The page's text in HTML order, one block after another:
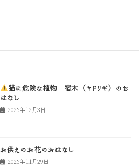
猫に危険な植物 宿木（ヤドリギ）のお
はなし
2025年12月3日
お供えのお花のおはなし
2025年11月29日